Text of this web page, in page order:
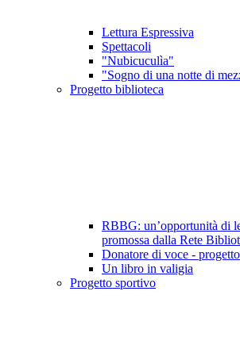
Lettura Espressiva
Spettacoli
"Nubicuculìa"
"Sogno di una notte di
Progetto biblioteca
RBBG: un’opportunità di
promossa dalla Rete
Donatore di voce -
Un libro in valigia
Progetto sportivo